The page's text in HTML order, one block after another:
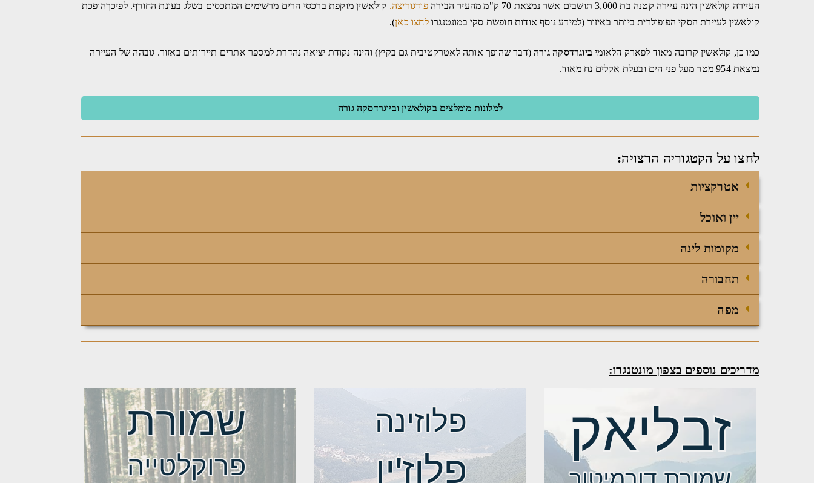
העיירה קולאשין הינה עיירה קטנה בת 3,000 תושבים אשר נמצאת 70 ק"מ מהעיר הבירה פודגוריצה. קולאשין מוקפת ברכסי הרים מרשימים המתכסים בשלג בעונת החורף. לפיכךהופכת
קולאשין לעיירת הסקי הפופולרית ביותר באיזור (למידע נוסף אודות חופשת סקי במונטנגרולחצו כאן).
כמו כן, קולאשין קרובה מאוד לפארק הלאומי ביוגרדסקה גורה(דבר שהופך אותה לאטרקטיבית גם בקיץ) והינה נקודת יציאה נהדרת למספר אתרים תיירותים באזור. גובהה של העיירה
נמצאת 954 מטר מעל פני הים ובעלת אקלים נח מאוד.
למלונות מומלצים בקולאשין וביוגרדסקה גורה
לחצו על הקטגוריה הרצויה:
אטרקציות
יין ואוכל
מקומות לינה
תחבורה
מפה
מדריכים נוספים בצפון מונטנגרו: